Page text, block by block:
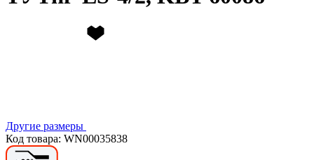
Другие размеры
Код товара: WN00035838